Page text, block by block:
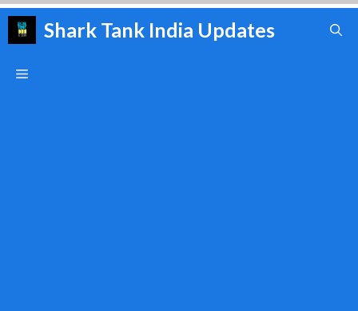
Skip
Shark Tank India Updates
Menu